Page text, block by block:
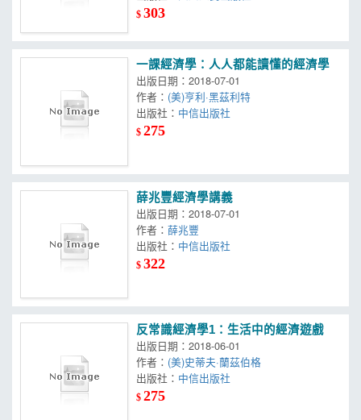
$303
一課經濟學：人人都能讀懂的經濟學
出版日期：2018-07-01
作者： (美)亨利·黑茲利特
出版社： 中信出版社
$275
薛兆豐經濟學講義
出版日期：2018-07-01
作者：薛兆豐
出版社： 中信出版社
$322
反常識經濟學1：生活中的經濟遊戲
出版日期：2018-06-01
作者： (美)史蒂夫·蘭茲伯格
出版社： 中信出版社
$275